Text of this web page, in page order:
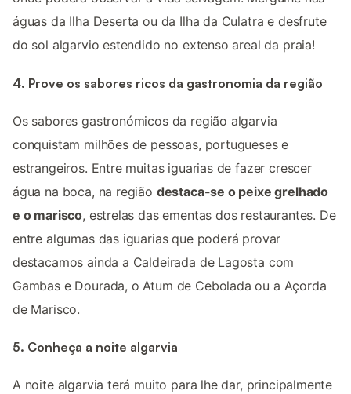
águas da Ilha Deserta ou da Ilha da Culatra e desfrute
do sol algarvio estendido no extenso areal da praia!
4. Prove os sabores ricos da gastronomia da região
Os sabores gastronómicos da região algarvia
conquistam milhões de pessoas, portugueses e
estrangeiros. Entre muitas iguarias de fazer crescer
água na boca, na região destaca-se o peixe grelhado
e o marisco, estrelas das ementas dos restaurantes. De
entre algumas das iguarias que poderá provar
destacamos ainda a Caldeirada de Lagosta com
Gambas e Dourada, o Atum de Cebolada ou a Açorda
de Marisco.
5. Conheça a noite algarvia
A noite algarvia terá muito para lhe dar, principalmente